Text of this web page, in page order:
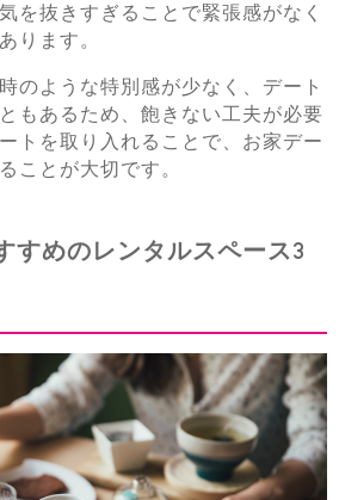
を抜きすぎることで緊張感がなく
ります。
のような特別感が少なく、デート
もあるため、飽きない工夫が必要
トを取り入れることで、お家デー
ことが大切です。
すめのレンタルスペース3